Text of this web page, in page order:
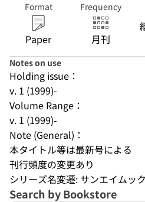
Format
Paper
Frequency
月刊
Notes on use
Holding issue：
v. 1 (1999)-
Volume Range：
v. 1 (1999)-
Note (General)：
本タイトル等は最新号による
刊行頻度の変更あり
シリーズ名変遷: サンエイムッ
Search by Bookstore